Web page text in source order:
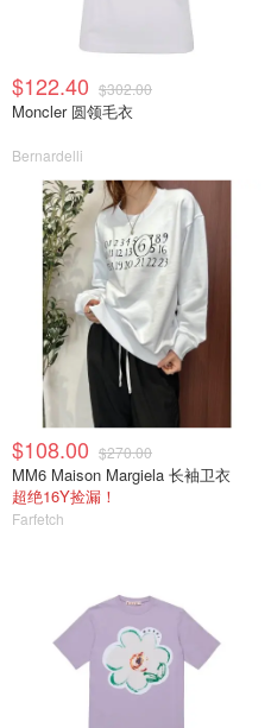
$122.40 $302.00
Moncler 圆领毛衣
Bernardelli
$108.00 $270.00
MM6 Maison Margiela 长袖卫衣
超绝16Y捡漏！
Farfetch